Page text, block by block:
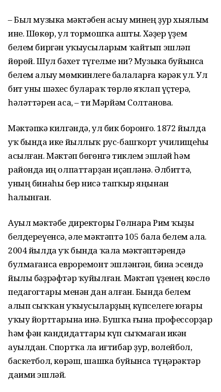
– Был музыка мәктәбен асыу минең ҙур хыялым
ине. Шөкөр, ул тормошҡа ашты. Хәҙер үҙем
белем биргән уҡыусыларым ҡайтып эшләп
йөрөй. Шул бәхет түгелме ни? Музыка буйынса
белем алыу мөмкинлеге балаларға кәрәк ул. Ул
бит уны шәхес булараҡ төрлө яҡлап үҫтерә,
һәләт­тәрен аса, – ти Мәрйәм Солтанова.
Мәктәпкә килгәндә, ул бик боронғо. 1872 йылда
уҡ бында ике йыллыҡ рус-башҡорт училищеһы
асылған. Мәктәп бөгөнгә тиклем эшләй һәм
районда иң олпаттарҙан иҫәпләнә. Әлбиттә,
уның бинаһы бер нисә тапҡыр яңынан
һалынған.
Ауыл мәктәбе директоры Гөлнара Рим ҡыҙы
белдереүенсә, әле мәк­тәптә 105 бала белем ала.
2004 йылда уҡ бында ҡала мәктәптәрендә
булмағанса евроремонт эшләнгән, бина эсендә
йылы бәҙрәфтәр ҡуйылған. Мәктәп үҙенең көслө
педагогтары менән дан алған. Бында белем
алып сыҡҡан уҡыусыларҙың күпселеге юғары
уҡыу йорттарына инә. Бушҡа ғына профессорҙар
һәм фән кандидаттары күп сыҡмаған икән
ауылдан. Спортҡа ла иғтибар ҙур, волейбол,
баскетбол, көрәш, шашка буйынса түңәрәктәр
даими эшләй.